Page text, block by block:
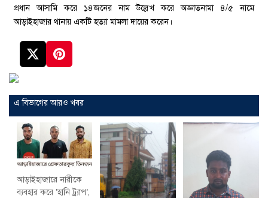
প্রধান আসামি করে ১৪জনের নাম উল্লেখ করে অজ্ঞাতনামা ৪/৫ নামে
আড়াইহাজার থানায় একটি হত্যা মামলা দায়ের করেন।
এ বিভাগের আরও খবর
আড়াইহাজারে নারীকে
ব্যবহার করে ‘হানি ট্র্যাপ’,